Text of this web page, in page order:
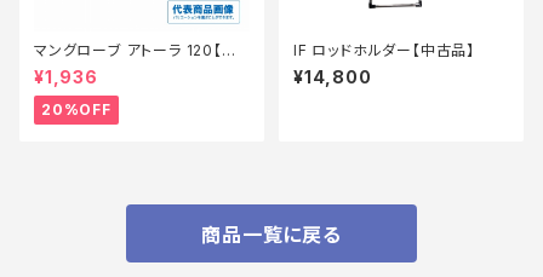
マングローブ アトーラ 120【特
価ルアー】【20】
¥1,936
20%OFF
IF ロッドホルダー【中古品】
¥14,800
商品一覧に戻る